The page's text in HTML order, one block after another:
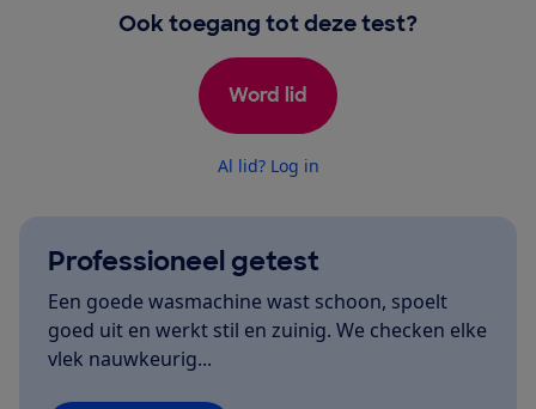
Ook toegang tot deze test?
Word lid
Al lid? Log in
Professioneel getest
Een goede wasmachine wast schoon, spoelt
goed uit en werkt stil en zuinig. We checken elke
vlek nauwkeurig...